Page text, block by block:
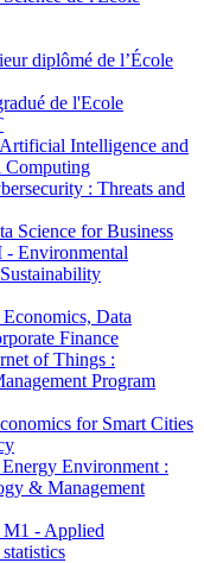
diplômé de l’École
de l'Ecole
Intelligence and
Computing
: Threats and
Science for Business
Environmental
Data
Finance
of Things :
Program
for Smart Cities
Environment :
& Management
- Applied